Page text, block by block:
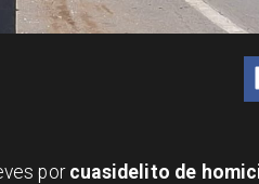
por cuasidelito de